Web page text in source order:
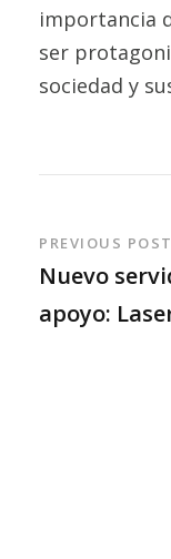
importancia
ser
sociedad y
PREVIOUS POST
Nuevo
apoyo: